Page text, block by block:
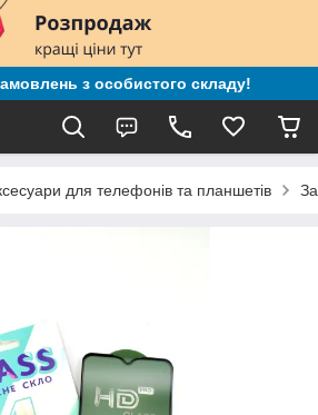
з особистого складу!
для телефонів та планшетів